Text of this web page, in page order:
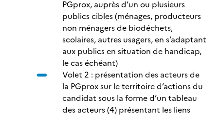
PGprox, auprès d’un ou plusieurs
publics cibles (ménages, producteurs
non ménagers de biodéchets,
scolaires, autres usagers, en s’adaptant
aux publics en situation de handicap,
le cas échéant)
Volet 2 : présentation des acteurs de
la PGprox sur le territoire d’actions du
candidat sous la forme d’un tableau
des acteurs (4) présentant les liens